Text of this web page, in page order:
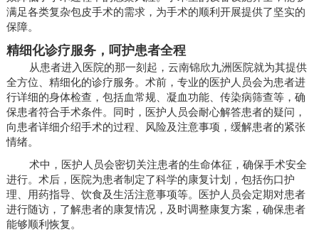
满足各类复杂包皮手术的需求，为手术的顺利开展提供了坚实的
保障。
精细化诊疗服务，呵护患者全程
从患者进入医院的那一刻起，云南锦欣九洲医院就为其提供
全方位、精细化的诊疗服务。术前，专业的医护人员会为患者进
行详细的身体检查，包括血常规、凝血功能、传染病筛查等，确
保患者符合手术条件。同时，医护人员会耐心解答患者的疑问，
向患者详细介绍手术的过程、风险及注意事项，缓解患者的紧张
情绪。
术中，医护人员会密切关注患者的生命体征，确保手术安全
进行。术后，医院为患者制定了科学的康复计划，包括伤口护
理、用药指导、饮食及生活注意事项等。医护人员会定期对患者
进行随访，了解患者的康复情况，及时调整康复方案，确保患者
能够顺利恢复。